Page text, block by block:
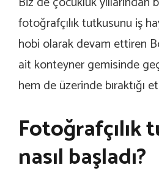
fotoğrafçılık tutkusunu iş
hobi olarak devam ettiren
ait konteyner gemisinde
hem de üzerinde bıraktığı
Fotoğrafçılık
nasıl başladı?